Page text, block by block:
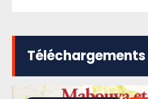
Téléchargements